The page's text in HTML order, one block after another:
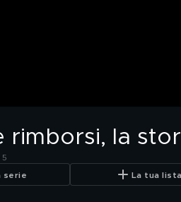
rimborsi, la
5
serie La tua lista